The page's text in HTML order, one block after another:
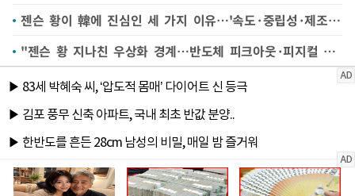
젠슨 황이 韓에 진심인 세 가지 이유…'속도·중립성·제조업'
"젠슨 황 지나친 우상화 경계…반도체 피크아웃·피지컬 AI가 향후 주가 가른다"